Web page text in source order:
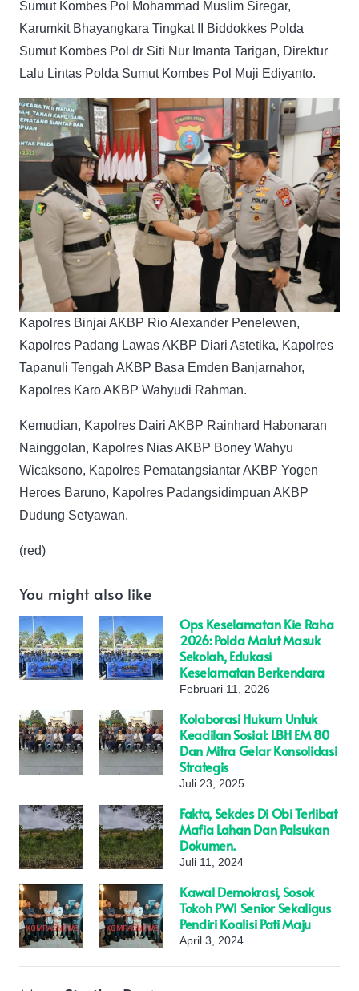
Sumut Kombes Pol Mohammad Muslim Siregar,
Karumkit Bhayangkara Tingkat II Biddokkes Polda
Sumut Kombes Pol dr Siti Nur Imanta Tarigan, Direktur
Lalu Lintas Polda Sumut Kombes Pol Muji Ediyanto.
Kapolres Binjai AKBP Rio Alexander Penelewen,
Kapolres Padang Lawas AKBP Diari Astetika, Kapolres
Tapanuli Tengah AKBP Basa Emden Banjarnahor,
Kapolres Karo AKBP Wahyudi Rahman.
Kemudian, Kapolres Dairi AKBP Rainhard Habonaran
Nainggolan, Kapolres Nias AKBP Boney Wahyu
Wicaksono, Kapolres Pematangsiantar AKBP Yogen
Heroes Baruno, Kapolres Padangsidimpuan AKBP
Dudung Setyawan.
(red)
You might also like
Ops Keselamatan Kie Raha
2026: Polda Malut Masuk
Sekolah, Edukasi
Keselamatan Berkendara
Februari 11, 2026
Kolaborasi Hukum Untuk
Keadilan Sosial: LBH EM 80
Dan Mitra Gelar Konsolidasi
Strategis
Juli 23, 2025
Fakta, Sekdes Di Obi Terlibat
Mafia Lahan Dan Palsukan
Dokumen.
Juli 11, 2024
Kawal Demokrasi, Sosok
Tokoh PWI Senior Sekaligus
Pendiri Koalisi Pati Maju
April 3, 2024